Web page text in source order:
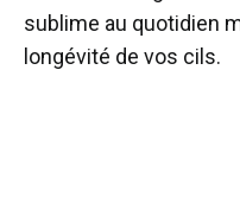
sublime au quotidien
longévité de vos cils.